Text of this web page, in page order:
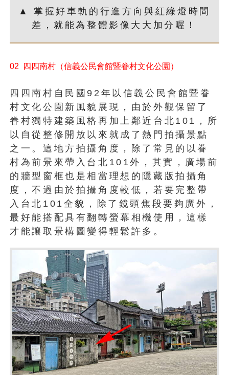
▲ 掌握好車軌的行進方向與紅綠燈時間
差，就能為整體影像大大加分喔！
02 四四南村（信義公民會館暨眷村文化公園）
四四南村自民國92年以信義公民會館暨眷
村文化公園新風貌展現，由於外觀保留了
眷村獨特建築風格再加上鄰近台北101，所
以自從整修開放以來就成了熱門拍攝景點
之一。這地方拍攝角度，除了常見的以眷
村為前景來帶入台北101外，其實，廣場前
的牆型窗框也是相當理想的隱藏版拍攝角
度，不過由於拍攝角度較低，若要完整帶
入台北101全貌，除了鏡頭焦段要夠廣外，
最好能搭配具有翻轉螢幕相機使用，這樣
才能讓取景構圖變得輕鬆許多。